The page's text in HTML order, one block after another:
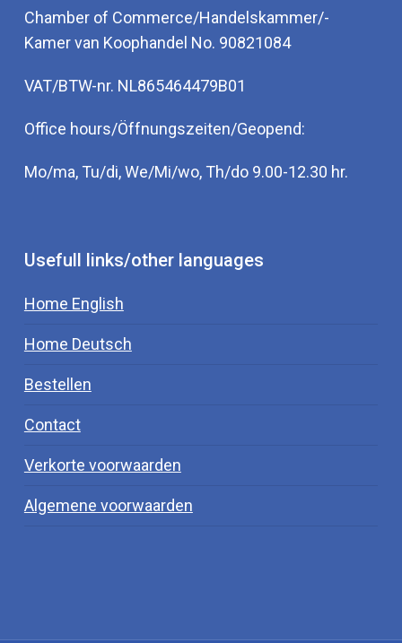
Chamber of Commerce/Handelskammer/-
Kamer van Koophandel No. 90821084
VAT/BTW-nr. NL865464479B01
Office hours/Öffnungszeiten/Geopend:
Mo/ma, Tu/di, We/Mi/wo, Th/do 9.00-12.30 hr.
Usefull links/other languages
Home English
Home Deutsch
Bestellen
Contact
Verkorte voorwaarden
Algemene voorwaarden